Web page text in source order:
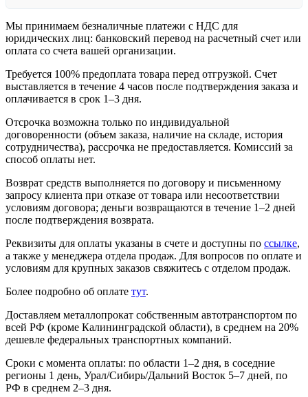
Мы принимаем безналичные платежи с НДС для
юридических лиц: банковский перевод на расчетный счет или
оплата со счета вашей организации.
Требуется 100% предоплата товара перед отгрузкой. Счет
выставляется в течение 4 часов после подтверждения заказа и
оплачивается в срок 1–3 дня.
Отсрочка возможна только по индивидуальной
договоренности (объем заказа, наличие на складе, история
сотрудничества), рассрочка не предоставляется. Комиссий за
способ оплаты нет.
Возврат средств выполняется по договору и письменному
запросу клиента при отказе от товара или несоответствии
условиям договора; деньги возвращаются в течение 1–2 дней
после подтверждения возврата.
Реквизиты для оплаты указаны в счете и доступны по ссылке,
а также у менеджера отдела продаж. Для вопросов по оплате и
условиям для крупных заказов свяжитесь с отделом продаж.
Более подробно об оплате тут.
Доставляем металлопрокат собственным автотранспортом по
всей РФ (кроме Калининградской области), в среднем на 20%
дешевле федеральных транспортных компаний.
Сроки с момента оплаты: по области 1–2 дня, в соседние
регионы 1 день, Урал/Сибирь/Дальний Восток 5–7 дней, по
РФ в среднем 2–3 дня.